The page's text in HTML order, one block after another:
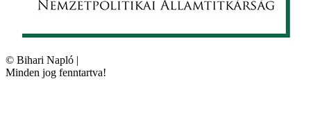
© Bihari Napló |
Minden jog fenntartva!